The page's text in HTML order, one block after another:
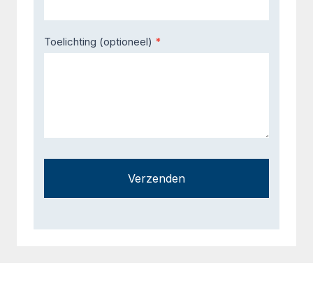
Toelichting (optioneel) *
Verzenden